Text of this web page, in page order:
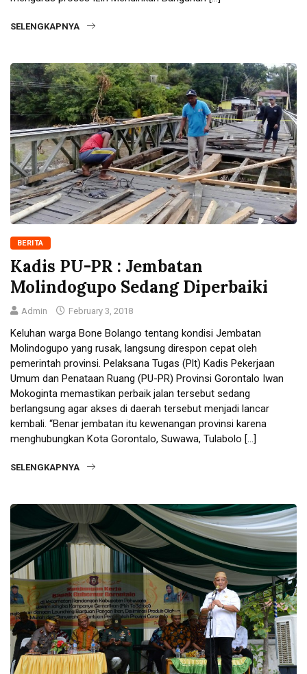
SELENGKAPNYA
BERITA
Kadis PU-PR : Jembatan
Molindogupo Sedang Diperbaiki
Admin February 3, 2018
Keluhan warga Bone Bolango tentang kondisi Jembatan
Molindogupo yang rusak, langsung direspon cepat oleh
pemerintah provinsi. Pelaksana Tugas (Plt) Kadis Pekerjaan
Umum dan Penataan Ruang (PU-PR) Provinsi Gorontalo Iwan
Mokoginta memastikan perbaik jalan tersebut sedang
berlangsung agar akses di daerah tersebut menjadi lancar
kembali. “Benar jembatan itu kewenangan provinsi karena
menghubungkan Kota Gorontalo, Suwawa, Tulabolo […]
SELENGKAPNYA